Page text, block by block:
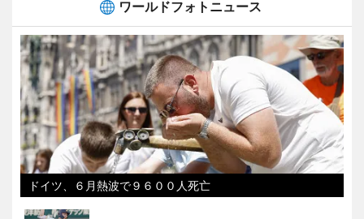
ワールドフォトニュース
ドイツ、６月熱波で９６００人死亡